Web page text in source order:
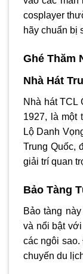
cosplayer
hãy chuẩn bị
Ghé Thăm
Nhà Hát
Nhà hát TCL
1927, là một
Lộ Danh
Trung Quốc,
giải trí quan
Bảo Tàng
Bảo tàng
và nổi bật
các ngôi sao.
chuyến du